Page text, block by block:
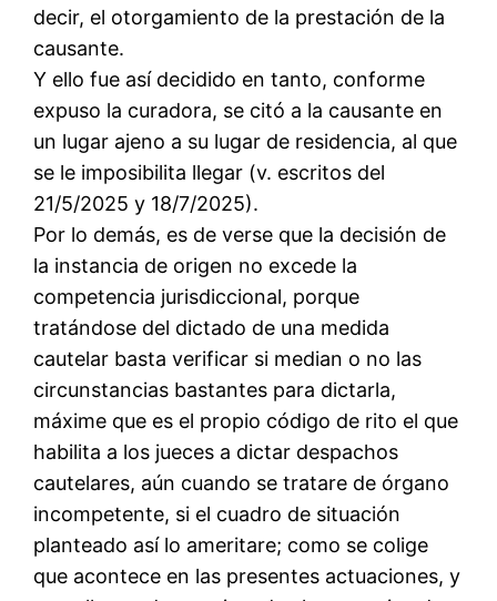
decir, el otorgamiento de la prestación de la
causante.
Y ello fue así decidido en tanto, conforme
expuso la curadora, se citó a la causante en
un lugar ajeno a su lugar de residencia, al que
se le imposibilita llegar (v. escritos del
21/5/2025 y 18/7/2025).
Por lo demás, es de verse que la decisión de
la instancia de origen no excede la
competencia jurisdiccional, porque
tratándose del dictado de una medida
cautelar basta verificar si median o no las
circunstancias bastantes para dictarla,
máxime que es el propio código de rito el que
habilita a los jueces a dictar despachos
cautelares, aún cuando se tratare de órgano
incompetente, si el cuadro de situación
planteado así lo ameritare; como se colige
que acontece en las presentes actuaciones, y